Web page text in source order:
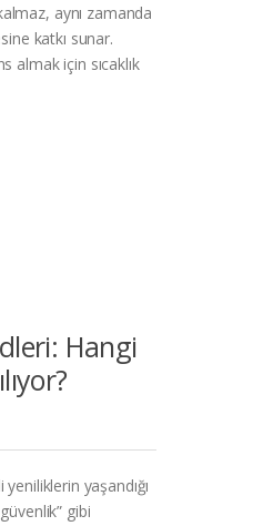
aynı zamanda
katkı sunar.
almak için sıcaklık
Hangi
yaşandığı
gibi